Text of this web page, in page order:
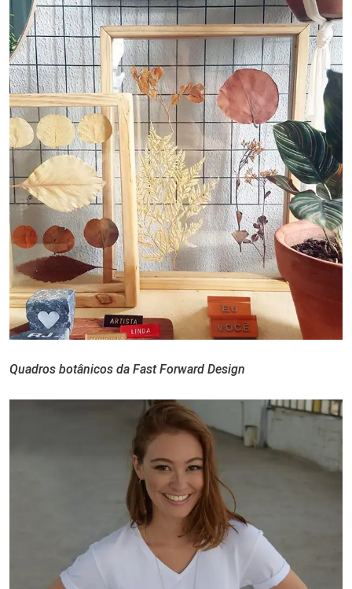
Quadros botânicos da Fast Forward Design